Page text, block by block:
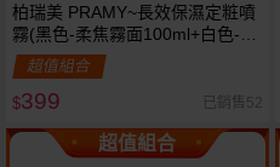
柏瑞美 PRAMY~長效保濕定粧噴
霧(黑色-柔焦霧面100ml+白色-水
光亮面30ml) 組合款《官方正
品》
超值組合
$399 已銷售52
超值組合